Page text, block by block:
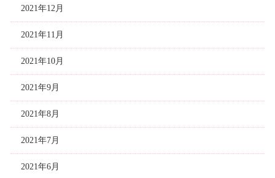
2021年12月
2021年11月
2021年10月
2021年9月
2021年8月
2021年7月
2021年6月